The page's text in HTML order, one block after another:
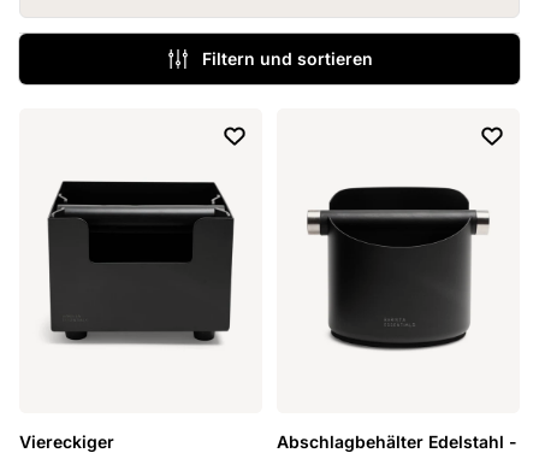
Filtern und sortieren
Viereckiger
Abschlagbehälter Edelstahl -